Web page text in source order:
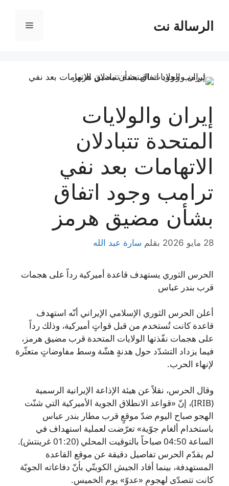
المحتوىالرسالة نت القائمة
إيران والولايات
المتحدة تتبادلان
الاتهامات بعد نفي
ترامب وجود اتفاق
بشأن مضيق هرمز
28 مايو 2026 بقلم سارة عبد الله
الحرس الثوري يستهدف قاعدة أميركية رداً على هجمات
قرب بندر عباس
أعلن الحرس الثوري الإسلامي الإيراني أنّه استهدف
قاعدة كانت تُستخدم من قبل قواتٍ أميركية، وذلك رداً
على هجمات نفّذتها الولايات المتحدة قرب مضيق هرمز،
فيما يزداد التشدّد حول هدنةٍ هشّة وسط مفاوضاتٍ متعثّرة
لإنهاء الحرب.
وقال الحرس، نقلاً عن هيئة الإذاعة الإيرانية الرسمية
(IRIB)، إنّ «قواعد الانطلاق الجوية الأميركية التي شنّت
الهجو صباح اليوم ضدّ موقعٍ قرب مطار بندر عباس
باستخدام ألغام جوّية» تعرّضت لعملية استهداف في
الساعة 04:50 صباحاً بالتوقيت المحلي (01:20 غرينتش).
لم يقدّم الحرس تفاصيل دقيقة عن موقع القاعدة
المستهدفة، بينما أفاد الجيش الكويتّي بأنّ دفاعاته الجويّة
كانت تتصدّى لهجومٍ «عدوّ» يوم الخميس.